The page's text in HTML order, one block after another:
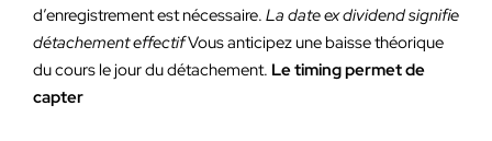
d’enregistrement est nécessaire. La date ex dividend signifie
détachement effectifVous anticipez une baisse théorique
du cours le jour du détachement. Le timing permet de
capter